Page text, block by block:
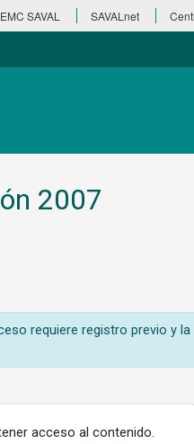
EMC SAVAL SAVALnet
2007
requiere registro previo y la
acceso al contenido.